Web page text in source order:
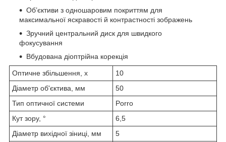
Об’єктиви з одношаровим покриттям для
максимальної яскравості й контрастності зображень
Зручний центральний диск для швидкого
фокусування
Вбудована діоптрійна корекція
Оптичне збільшення, х
10
Діаметр об'єктива, мм
50
Тип оптичної системи
Porro
Кут зору, °
6,5
Діаметр вихідної зіниці, мм
5